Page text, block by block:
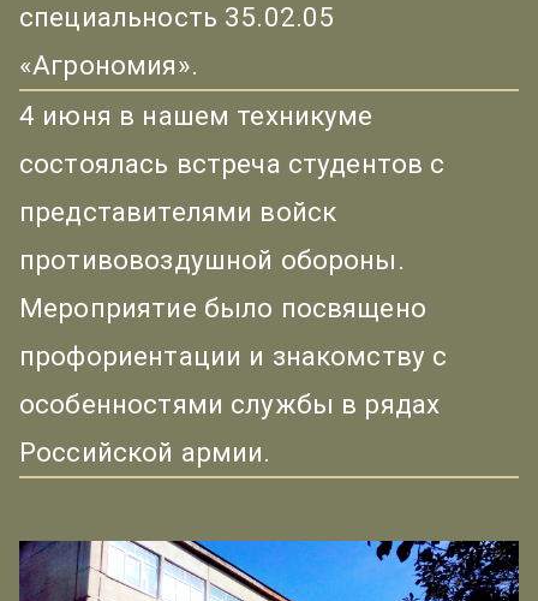
специальность 35.02.05
«Агрономия».
4 июня в нашем техникуме
состоялась встреча студентов с
представителями войск
противовоздушной обороны.
Мероприятие было посвящено
профориентации и знакомству с
особенностями службы в рядах
Российской армии.